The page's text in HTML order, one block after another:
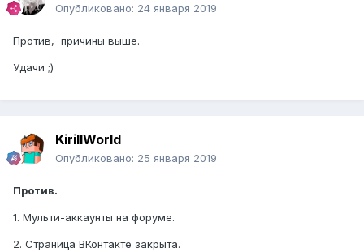
Опубликовано: 24 января 2019
Против, причины выше.
Удачи ;)
KirillWorld
Опубликовано: 25 января 2019
Против.
1. Мульти-аккаунты на форуме.
2. Страница ВКонтакте закрыта.